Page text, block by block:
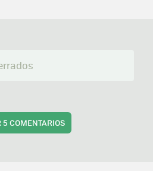
5 COMENTARIOS